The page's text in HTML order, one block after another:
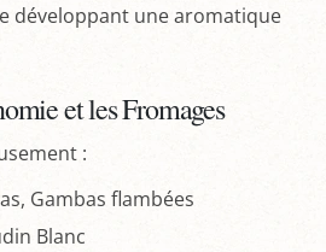
développant une aromatique
et les Fromages
:
Gambas flambées
Blanc